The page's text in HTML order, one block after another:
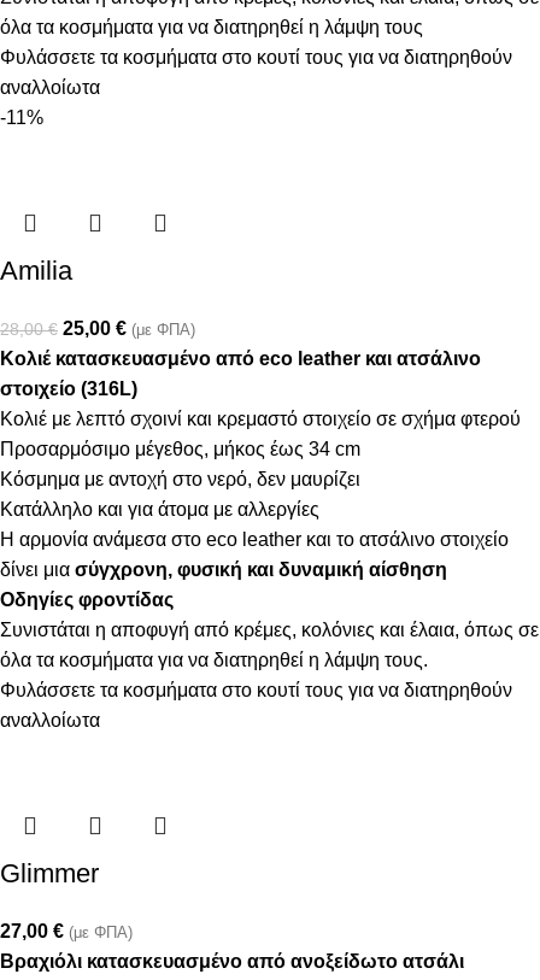
όλα τα κοσμήματα για να διατηρηθεί η λάμψη τους
Φυλάσσετε τα κοσμήματα στο κουτί τους για να διατηρηθούν
αναλλοίωτα
-11%
Amilia
28,00€ 25,00 € (με ΦΠΑ)
Κολιέ κατασκευασμένο από eco leather και ατσάλινο
στοιχείο (316L)
Κολιέ με λεπτό σχοινί και κρεμαστό στοιχείο σε σχήμα φτερού
Προσαρμόσιμο μέγεθος, μήκος έως 34 cm
Κόσμημα με αντοχή στο νερό, δεν μαυρίζει
Κατάλληλο και για άτομα με αλλεργίες
Η αρμονία ανάμεσα στο eco leather και το ατσάλινο στοιχείο
δίνει μια σύγχρονη, φυσική και δυναμική αίσθηση
Οδηγίες φροντίδας
Συνιστάται η αποφυγή από κρέμες, κολόνιες και έλαια, όπως σε
όλα τα κοσμήματα για να διατηρηθεί η λάμψη τους.
Φυλάσσετε τα κοσμήματα στο κουτί τους για να διατηρηθούν
αναλλοίωτα
Glimmer
27,00 € (με ΦΠΑ)
Βραχιόλι κατασκευασμένο από ανοξείδωτο ατσάλι